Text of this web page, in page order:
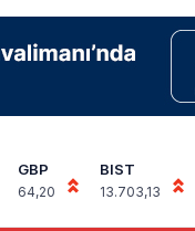
GBP
64,20
BIST
13.703,13